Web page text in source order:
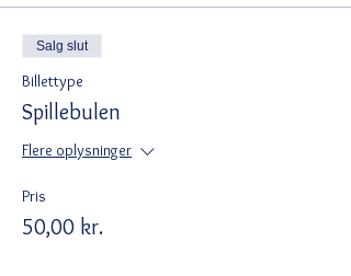
Salg slut
Billettype
Spillebulen
Flere oplysninger
Pris
50,00 kr.